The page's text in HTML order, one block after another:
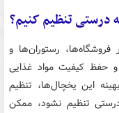
درستی تنظیم کنیم؟
رستوران‌ها و
کیفیت مواد غذایی
این یخچال‌ها، تنظیم
تنظیم نشود، ممکن